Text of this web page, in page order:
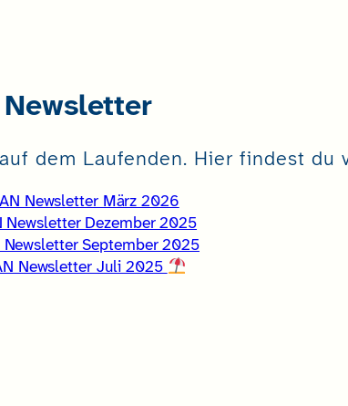
Newsletter
dem Laufenden. Hier findest du
Newsletter März 2026
Newsletter Dezember 2025
Newsletter September 2025
Newsletter Juli 2025